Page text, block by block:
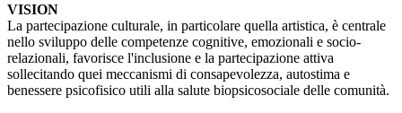
VISION
La partecipazione culturale, in particolare quella artistica, è centrale
nello sviluppo delle competenze cognitive, emozionali e socio-
relazionali, favorisce l'inclusione e la partecipazione attiva
sollecitando quei meccanismi di consapevolezza, autostima e
benessere psicofisico utili alla salute biopsicosociale delle comunità.